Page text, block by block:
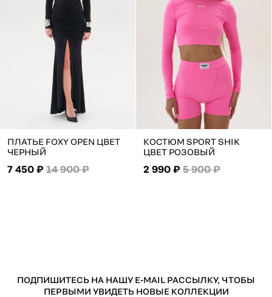
ПЛАТЬЕ FOXY OPEN ЦВЕТ
ЧЕРНЫЙ
7 450 ₽ 14 900 ₽
КОСТЮМ SPORT SHIK
ЦВЕТ РОЗОВЫЙ
2 990 ₽ 5 900 ₽
ПОДПИШИТЕСЬ НА НАШУ E-MAIL РАССЫЛКУ, ЧТОБЫ
ПЕРВЫМИ УВИДЕТЬ НОВЫЕ КОЛЛЕКЦИИ